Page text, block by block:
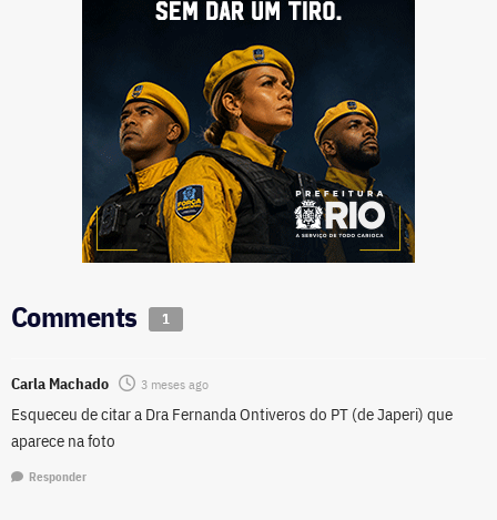
Comments 1
Carla Machado 3 meses ago
Esqueceu de citar a Dra Fernanda Ontiveros do PT (de Japeri) que
aparece na foto
Responder